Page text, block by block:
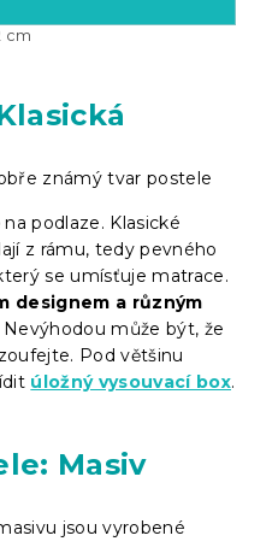
cm
známý tvar postele
podlaze. Klasické
z rámu, tedy pevného
se umísťuje matrace.
designem a různým
Nevýhodou může být, že
Pod většinu
úložný vysouvací box.
Masiv
jsou vyrobené